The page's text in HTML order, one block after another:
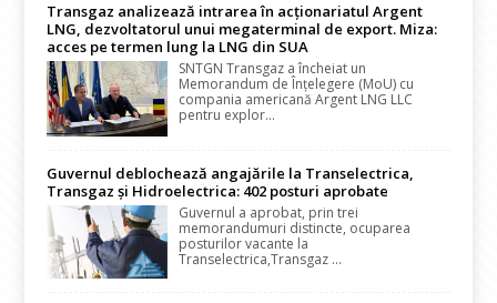
Transgaz analizează intrarea în acționariatul Argent
LNG, dezvoltatorul unui megaterminal de export. Miza:
acces pe termen lung la LNG din SUA
SNTGN Transgaz a încheiat un
Memorandum de Înțelegere (MoU) cu
compania americană Argent LNG LLC
pentru explor...
Guvernul deblochează angajările la Transelectrica,
Transgaz și Hidroelectrica: 402 posturi aprobate
Guvernul a aprobat, prin trei
memorandumuri distincte, ocuparea
posturilor vacante la
Transelectrica,Transgaz ...